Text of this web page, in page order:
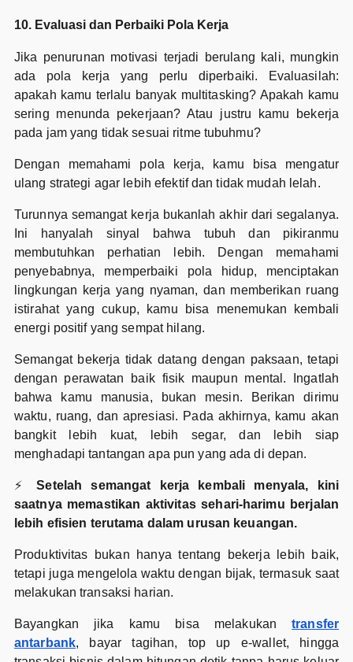
10. Evaluasi dan Perbaiki Pola Kerja
Jika penurunan motivasi terjadi berulang kali, mungkin
ada pola kerja yang perlu diperbaiki. Evaluasilah:
apakah kamu terlalu banyak multitasking? Apakah kamu
sering menunda pekerjaan? Atau justru kamu bekerja
pada jam yang tidak sesuai ritme tubuhmu?
Dengan memahami pola kerja, kamu bisa mengatur
ulang strategi agar lebih efektif dan tidak mudah lelah.
Turunnya semangat kerja bukanlah akhir dari segalanya.
Ini hanyalah sinyal bahwa tubuh dan pikiranmu
membutuhkan perhatian lebih. Dengan memahami
penyebabnya, memperbaiki pola hidup, menciptakan
lingkungan kerja yang nyaman, dan memberikan ruang
istirahat yang cukup, kamu bisa menemukan kembali
energi positif yang sempat hilang.
Semangat bekerja tidak datang dengan paksaan, tetapi
dengan perawatan baik fisik maupun mental. Ingatlah
bahwa kamu manusia, bukan mesin. Berikan dirimu
waktu, ruang, dan apresiasi. Pada akhirnya, kamu akan
bangkit lebih kuat, lebih segar, dan lebih siap
menghadapi tantangan apa pun yang ada di depan.
⚡Setelah semangat kerja kembali menyala, kini
saatnya memastikan aktivitas sehari-harimu berjalan
lebih efisien terutama dalam urusan keuangan.
Produktivitas bukan hanya tentang bekerja lebih baik,
tetapi juga mengelola waktu dengan bijak, termasuk saat
melakukan transaksi harian.
Bayangkan jika kamu bisa melakukantransfer
antarbank, bayar tagihan, top up e-wallet, hingga